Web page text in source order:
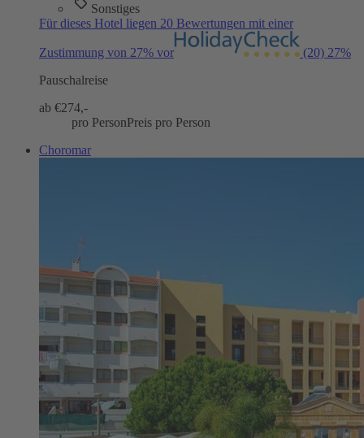
Sonstiges
Für dieses Hotel liegen 20 Bewertungen mit einer
Zustimmung von 27% vor (20) 27%
Pauschalreise
ab €274,-
pro PersonPreis pro Person
Choromar